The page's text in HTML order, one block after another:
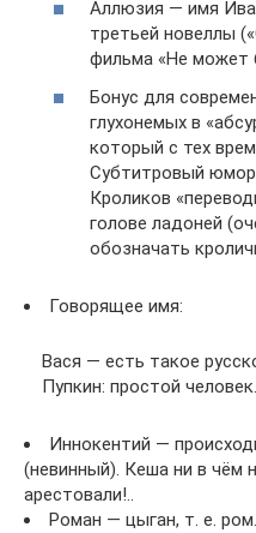
Аллюзия — имя
третьей новеллы
фильма «Не может
Бонус для
глухонемых в
который с тех
Субтитровый
Кроликов
голове ладоней
обозначать
Говорящее имя:
Вася — есть такое
Пупкин: простой человек.
Иннокентий —
(невинный). Кеша ни в чём
арестовали!..
Роман — цыган, т. е. ром.